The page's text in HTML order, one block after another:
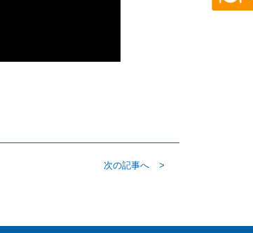
次の記事へ